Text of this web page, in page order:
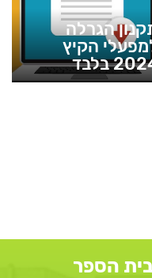
הגרלה
הקיץ
בלבד
הספר